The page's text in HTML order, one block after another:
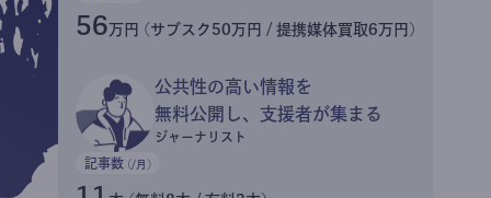
56万円 (サブスク50万円 / 提携媒体買取6万円)
公共性の高い情報を
無料公開し、支援者が集まる
ジャーナリスト
記事数 (/月)